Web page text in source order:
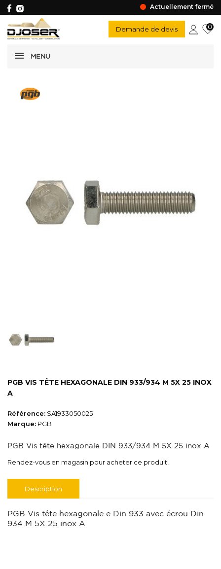
Actuellement fermé
MENU
Demande de devis 0
PGB VIS TÊTE HEXAGONALE DIN 933/934 M 5X 25 INOX
A
Référence: SA1933050025
Marque: PGB
PGB Vis tête hexagonale DIN 933/934 M 5X 25 inox A
Rendez-vous en magasin pour acheter ce produit!
Description
PGB Vis tête hexagonale e Din 933 avec écrou Din
934 M 5X 25 inox A